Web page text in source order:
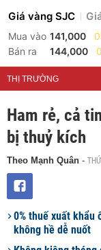
Giá vàng SJC
Mua vào 141,000
Bán ra
144,000
THỊ TRƯỜNG
Ham rẻ, cả
bị thuỷ kích
Theo Mạnh Quân -
0% thuế xuất khẩu
không hề dễ nuốt